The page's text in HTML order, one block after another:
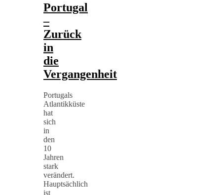
Portugal
–
Zurück
in
die
Vergangenheit
Portugals
Atlantikküste
hat
sich
in
den
10
Jahren
stark
verändert.
Hauptsächlich
ist